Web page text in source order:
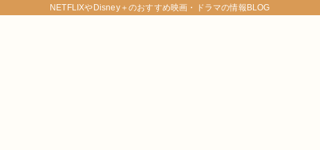
NETFLIXやDisney＋のおすすめ映画・ドラマの情報BLOG